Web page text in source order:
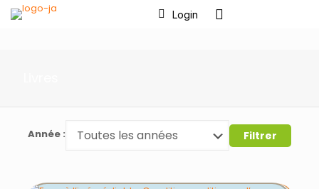
Login
Année : Filtrer